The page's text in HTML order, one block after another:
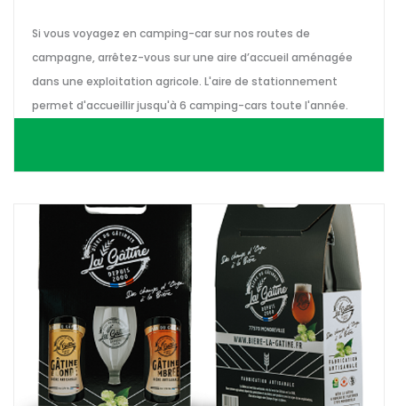
Si vous voyagez en camping-car sur nos routes de
campagne, arrêtez-vous sur une aire d’accueil aménagée
dans une exploitation agricole. L'aire de stationnement
permet d'accueillir jusqu'à 6 camping-cars toute l'année.